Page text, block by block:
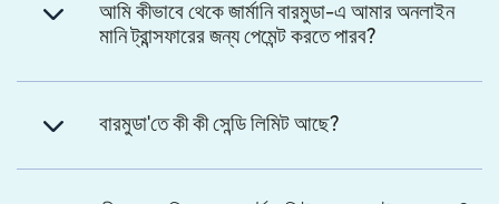
আমি কীভাবে থেকে জার্মানি বারমুডা-এ আমার অনলাইন
মানি ট্রান্সফারের জন্য পেমেন্ট করতে পারব?
বারমুডা'তে কী কী সেন্ডি লিমিট আছে?